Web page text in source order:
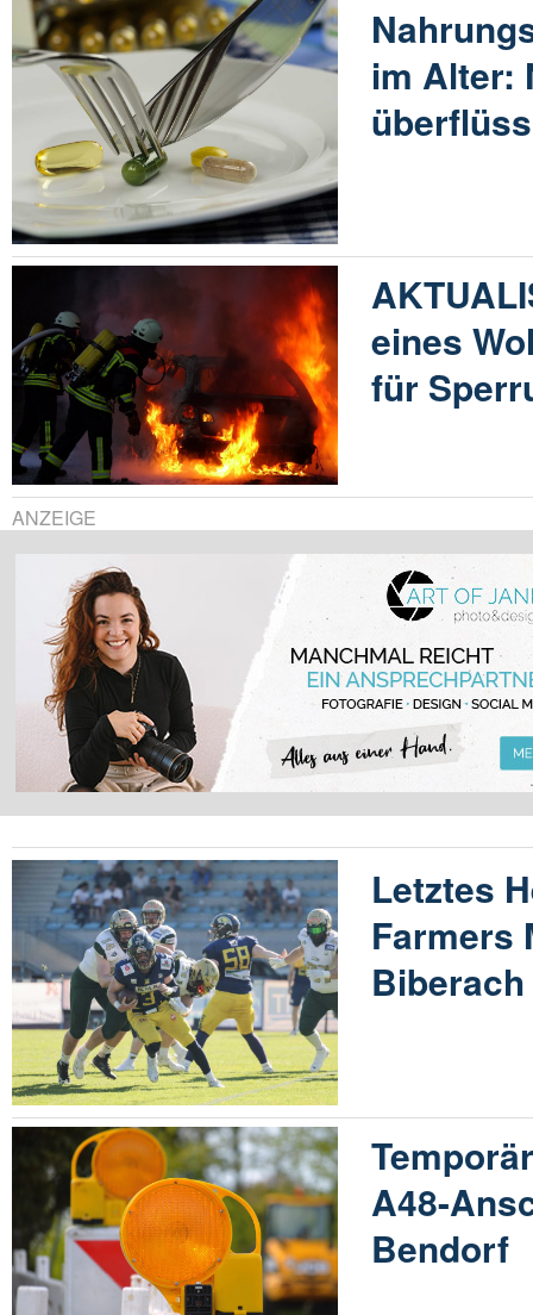
im Alter:
eines
für
ANZEIGE
Letztes
Farmers
A48-
Bendorf